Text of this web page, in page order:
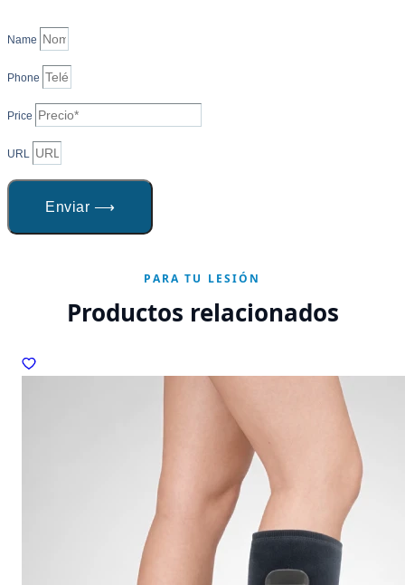
Name
Phone
Price
URL
Enviar ⟶
PARA TU LESIÓN
Productos relacionados